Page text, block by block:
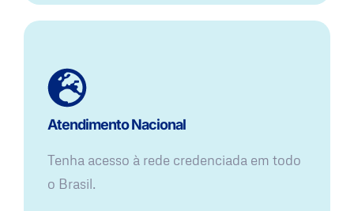
Atendimento Nacional
Tenha acesso à rede credenciada em todo
o Brasil.